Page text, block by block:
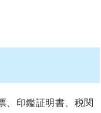
、印鑑証明書、税関